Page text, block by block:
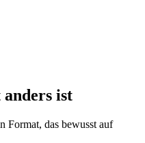
ist
Format, das bewusst auf